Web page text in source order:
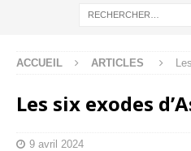
ACCUEIL ARTICLES
Les six exodes
9 avril 2024